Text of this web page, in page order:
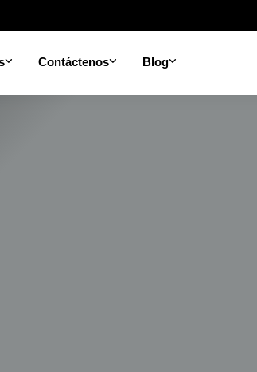
Contáctenos Blog